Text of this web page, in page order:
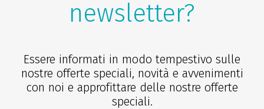
newsletter?
Essere informati in modo tempestivo sulle
nostre offerte speciali, novità e avvenimenti
con noi e approfittare delle nostre offerte
speciali.